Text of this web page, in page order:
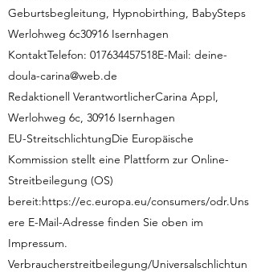
Geburtsbegleitung, Hypnobirthing, BabySteps
Werlohweg 6c30916 Isernhagen
KontaktTelefon: 017634457518E-Mail: deine-
doula-carina@web.de
Redaktionell VerantwortlicherCarina Appl,
Werlohweg 6c, 30916 Isernhagen
EU-StreitschlichtungDie Europäische
Kommission stellt eine Plattform zur Online-
Streitbeilegung (OS)
bereit:https://ec.europa.eu/consumers/odr.Uns
ere E-Mail-Adresse finden Sie oben im
Impressum.
Verbraucherstreitbeilegung/Universalschlichtun